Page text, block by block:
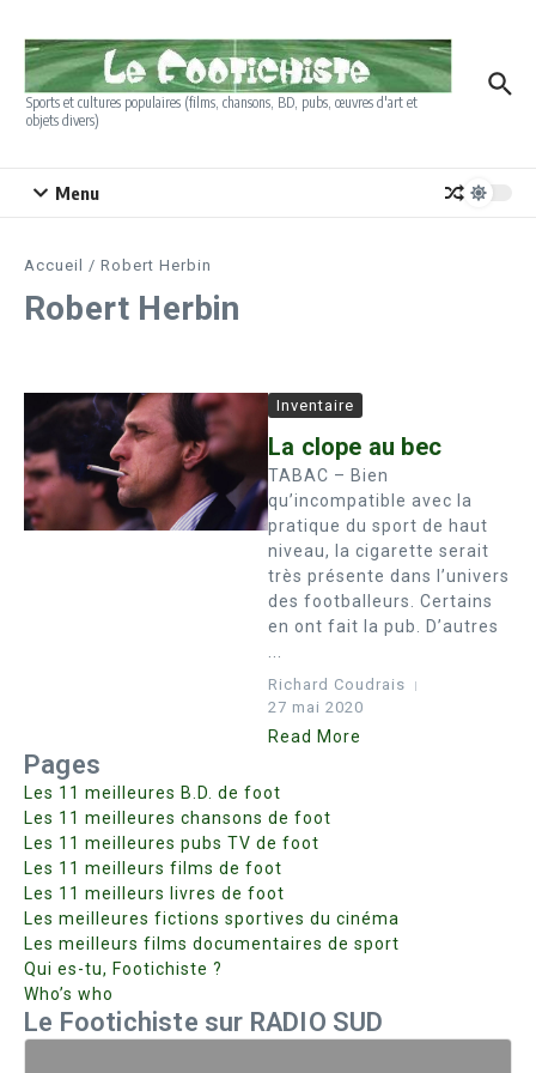
Sports et cultures populaires (films, chansons, BD, pubs, œuvres d'art et
objets divers)
Menu
Accueil / Robert Herbin
Robert Herbin
Inventaire
La clope au bec
TABAC – Bien
qu’incompatible avec la
pratique du sport de haut
niveau, la cigarette serait
très présente dans l’univers
des footballeurs. Certains
en ont fait la pub. D’autres
Richard Coudrais
27 mai 2020
Read More
Pages
Les 11 meilleures B.D. de foot
Les 11 meilleures chansons de foot
Les 11 meilleures pubs TV de foot
Les 11 meilleurs films de foot
Les 11 meilleurs livres de foot
Les meilleures fictions sportives du cinéma
Les meilleurs films documentaires de sport
Qui es-tu, Footichiste ?
Who’s who
Le Footichiste sur RADIO SUD